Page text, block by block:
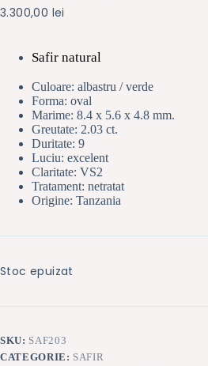
3.300,00 lei
Safir natural
Culoare: albastru / verde
Forma: oval
Marime: 8.4 x 5.6 x 4.8 mm.
Greutate: 2.03 ct.
Duritate: 9
Luciu: excelent
Claritate: VS2
Tratament: netratat
Origine: Tanzania
Stoc epuizat
SKU: SAF203
CATEGORIE: SAFIR